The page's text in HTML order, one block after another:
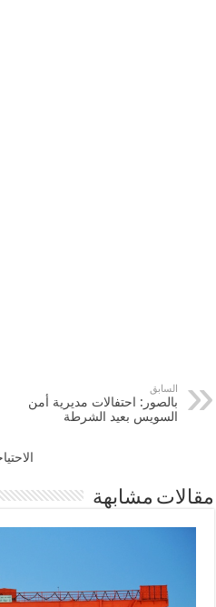
السابق
بالصور: احتفالات مديرية أمن
السويس بعيد الشرطة
مقالات مشابهة